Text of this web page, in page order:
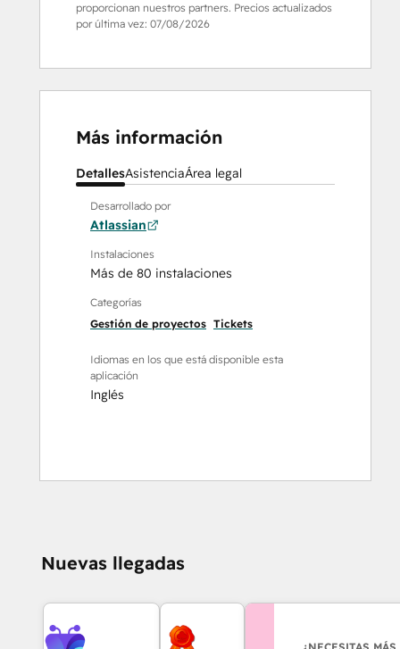
proporcionan nuestros partners. Precios actualizados
por última vez: 07/08/2026
Más información
DetallesAsistenciaÁrea legal
Desarrollado por
Atlassian
Instalaciones
Más de 80 instalaciones
Categorías
Gestión de proyectos Tickets
Idiomas en los que está disponible esta
aplicación
Inglés
Nuevas llegadas